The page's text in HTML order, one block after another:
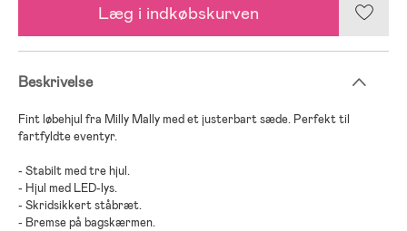
Læg i indkøbskurven
Beskrivelse
Fint løbehjul fra Milly Mally med et justerbart sæde. Perfekt til
fartfyldte eventyr.
- Stabilt med tre hjul.
- Hjul med LED-lys.
- Skridsikkert ståbræt.
- Bremse på bagskærmen.